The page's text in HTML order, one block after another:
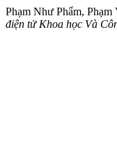
Phạm Như Phẩm,
điện tử Khoa học Và